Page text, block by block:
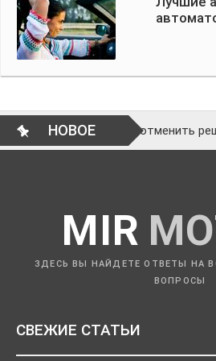
НОВОЕ
это и как отменить решение
MIR
ЗДЕСЬ ВЫ НАЙДЕТЕ ОТВЕТЫ НА
ВОПРОСЫ
СВЕЖИЕ СТАТЬИ